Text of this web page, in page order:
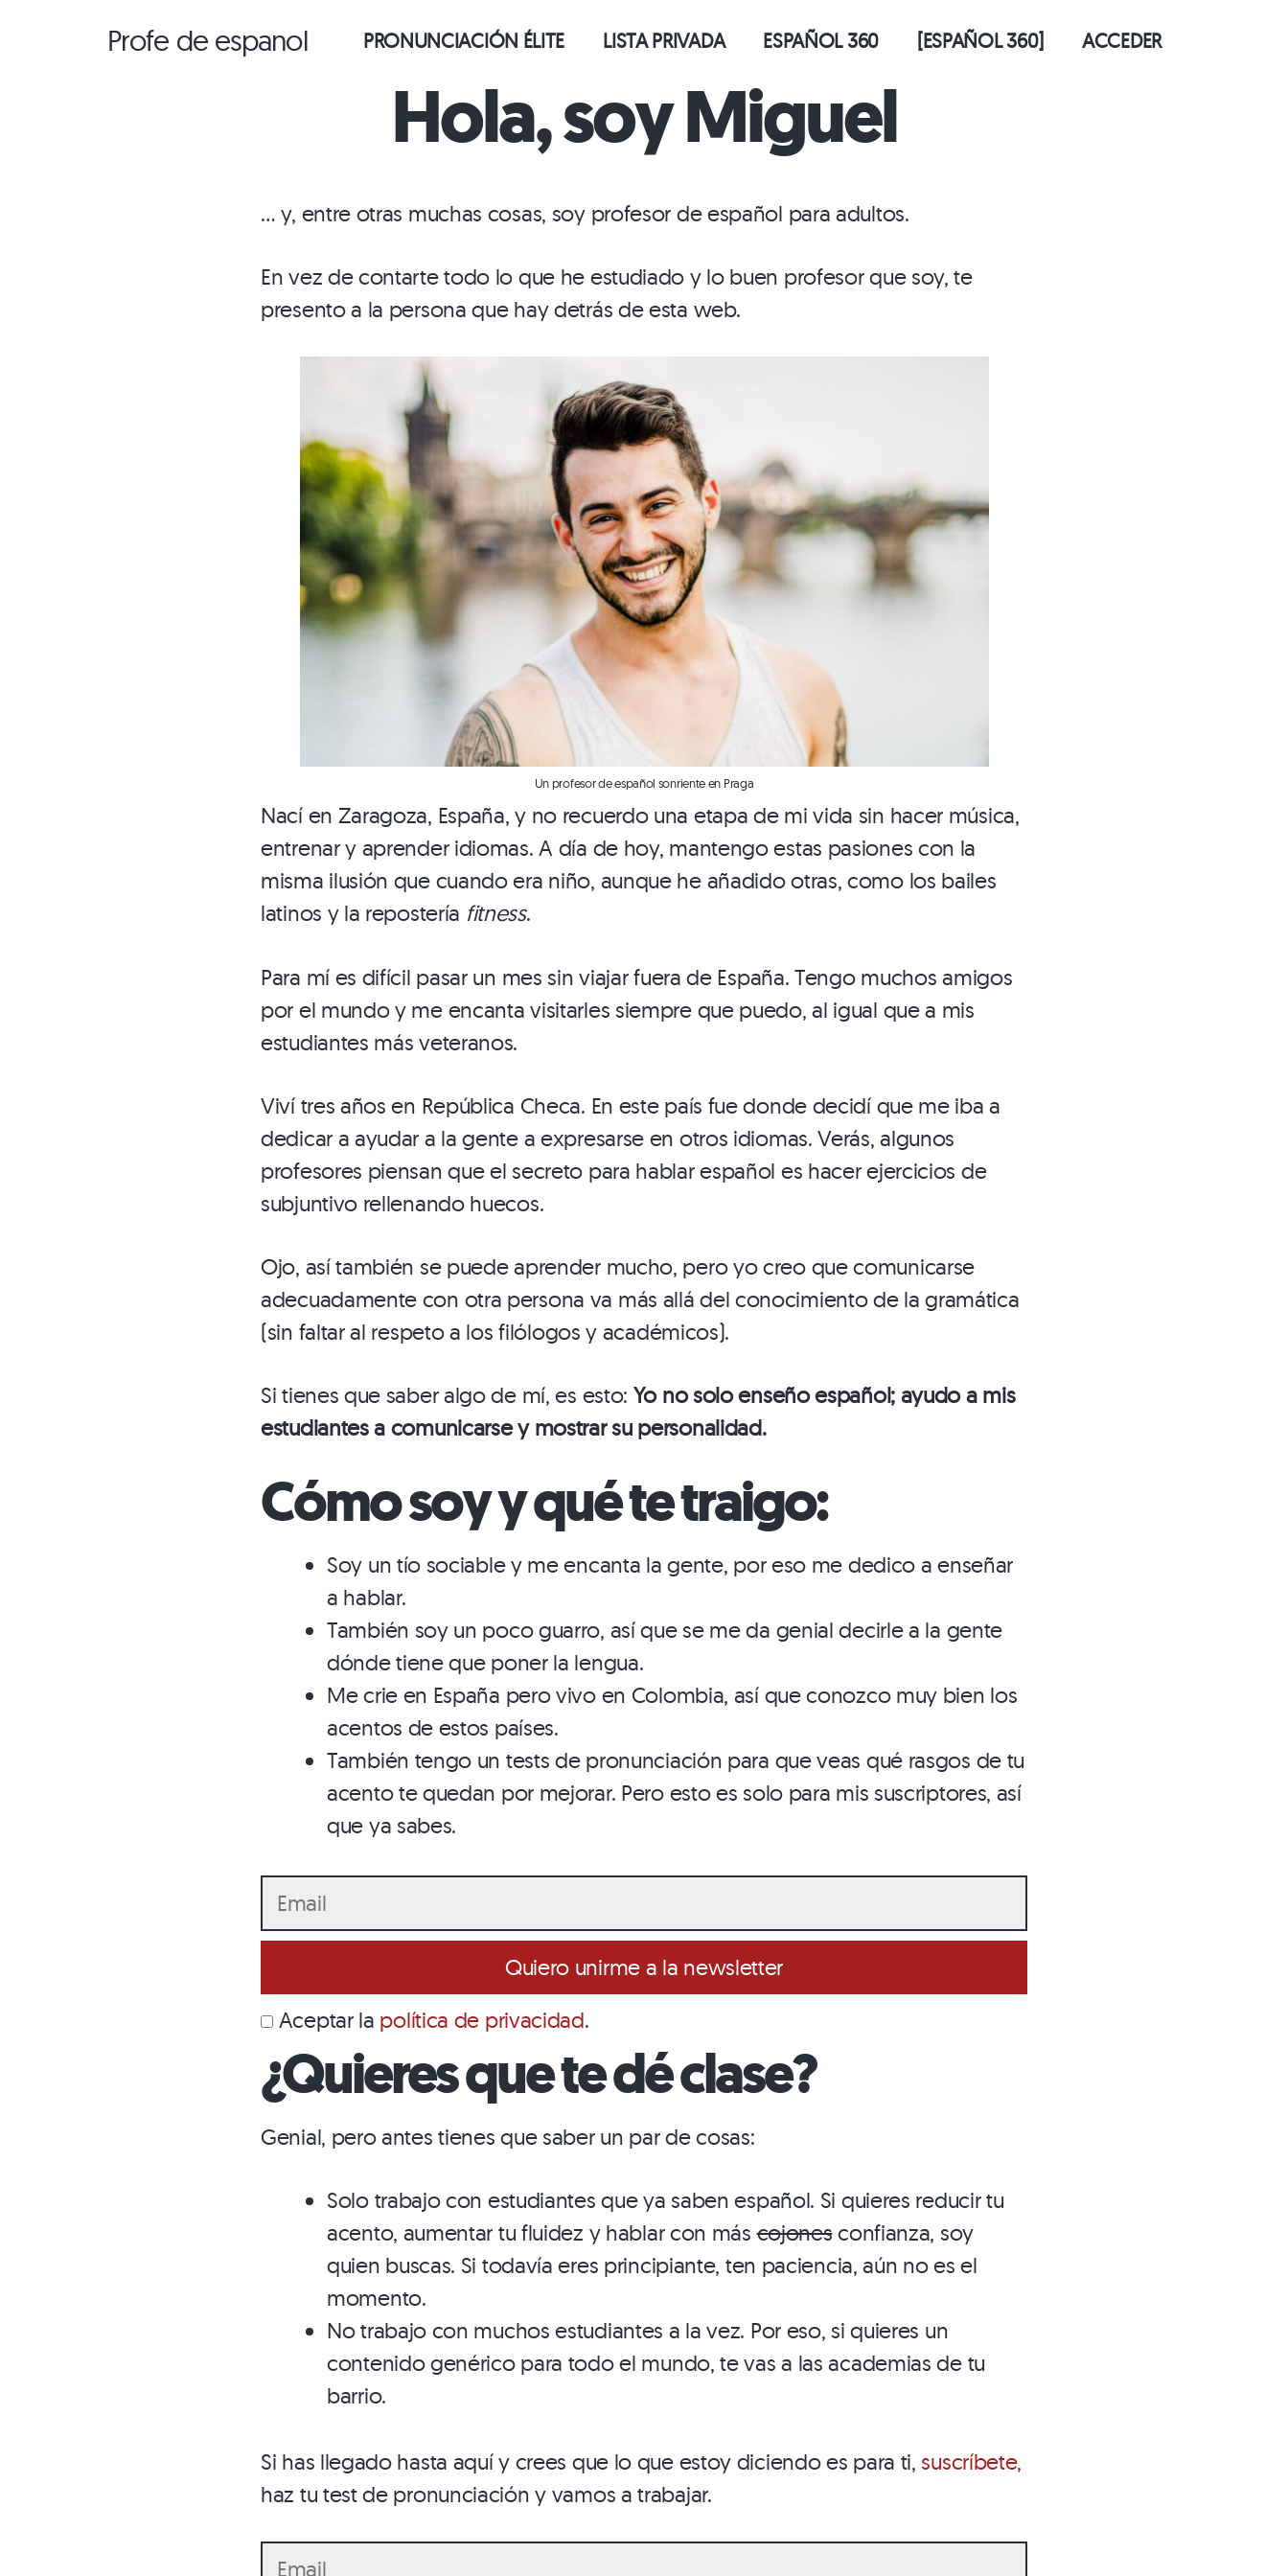
Profe de espanol PRONUNCIACIÓN ÉLITE LISTA PRIVADA ESPAÑOL 360 [ESPAÑOL 360] ACCEDER
Hola, soy Miguel
… y, entre otras muchas cosas, soy profesor de español para adultos.
En vez de contarte todo lo que he estudiado y lo buen profesor que soy, te
presento a la persona que hay detrás de esta web.
Un profesor de español sonriente en Praga
Nací en Zaragoza, España, y no recuerdo una etapa de mi vida sin hacer música,
entrenar y aprender idiomas. A día de hoy, mantengo estas pasiones con la
misma ilusión que cuando era niño, aunque he añadido otras, como los bailes
latinos y la repostería fitness.
Para mí es difícil pasar un mes sin viajar fuera de España. Tengo muchos amigos
por el mundo y me encanta visitarles siempre que puedo, al igual que a mis
estudiantes más veteranos.
Viví tres años en República Checa. En este país fue donde decidí que me iba a
dedicar a ayudar a la gente a expresarse en otros idiomas. Verás, algunos
profesores piensan que el secreto para hablar español es hacer ejercicios de
subjuntivo rellenando huecos.
Ojo, así también se puede aprender mucho, pero yo creo que comunicarse
adecuadamente con otra persona va más allá del conocimiento de la gramática
(sin faltar al respeto a los filólogos y académicos).
Si tienes que saber algo de mí, es esto: Yo no solo enseño español; ayudo a mis
estudiantes a comunicarse y mostrar su personalidad.
Cómo soy y qué te traigo:
Soy un tío sociable y me encanta la gente, por eso me dedico a enseñar
a hablar.
También soy un poco guarro, así que se me da genial decirle a la gente
dónde tiene que poner la lengua.
Me crie en España pero vivo en Colombia, así que conozco muy bien los
acentos de estos países.
También tengo un tests de pronunciación para que veas qué rasgos de tu
acento te quedan por mejorar. Pero esto es solo para mis suscriptores, así
que ya sabes.
Aceptar la política de privacidad.
¿Quieres que te dé clase?
Genial, pero antes tienes que saber un par de cosas:
Solo trabajo con estudiantes que ya saben español. Si quieres reducir tu
acento, aumentar tu fluidez y hablar con máscojonesconfianza, soy
quien buscas. Si todavía eres principiante, ten paciencia, aún no es el
momento.
No trabajo con muchos estudiantes a la vez. Por eso, si quieres un
contenido genérico para todo el mundo, te vas a las academias de tu
barrio.
Si has llegado hasta aquí y crees que lo que estoy diciendo es para ti,suscríbete,
haz tu test de pronunciación y vamos a trabajar.